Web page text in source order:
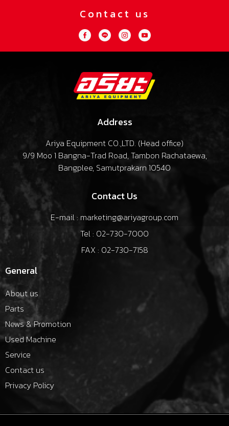
Contact us
Address
Ariya Equipment CO.,LTD. (Head office)
9/9 Moo 1 Bangna-Trad Road, Tambon Rachataewa,
Bangplee, Samutprakarn 10540
Contact Us
E-mail : marketing@ariyagroup.com
Tel : 02-730-7000
FAX : 02-730-7158
General
About us
Parts
News & Promotion
Used Machine
Service
Contact us
Privacy Policy